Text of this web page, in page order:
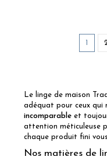
1 2
Le linge de maison
adéquat pour ceux qui
incomparable et
attention méticuleuse
chaque produit fini
Nos matières de